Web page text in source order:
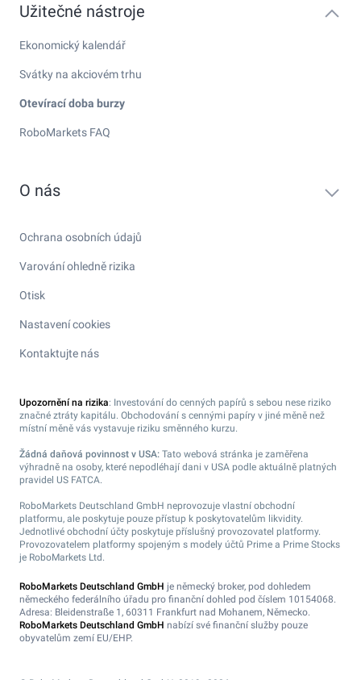
Užitečné nástroje
Ekonomický kalendář
Svátky na akciovém trhu
Otevírací doba burzy
RoboMarkets FAQ
O nás
Ochrana osobních údajů
Varování ohledně rizika
Otisk
Nastavení cookies
Kontaktujte nás
Upozornění na rizika: Investování do cenných papírů s sebou nese riziko
značné ztráty kapitálu. Obchodování s cennými papíry v jiné měně než
místní měně vás vystavuje riziku směnného kurzu.
Žádná daňová povinnost v USA: Tato webová stránka je zaměřena
výhradně na osoby, které nepodléhají dani v USA podle aktuálně platných
pravidel US FATCA.
RoboMarkets Deutschland GmbH neprovozuje vlastní obchodní
platformu, ale poskytuje pouze přístup k poskytovatelům likvidity.
Jednotlivé obchodní účty poskytuje příslušný provozovatel platformy.
Provozovatelem platformy spojeným s modely účtů Prime a Prime Stocks
je RoboMarkets Ltd.
RoboMarkets Deutschland GmbH je německý broker, pod dohledem
německého federálního úřadu pro finanční dohled pod číslem 10154068.
Adresa: Bleidenstraße 1, 60311 Frankfurt nad Mohanem, Německo.
RoboMarkets Deutschland GmbH nabízí své finanční služby pouze
obyvatelům zemí EU/EHP.